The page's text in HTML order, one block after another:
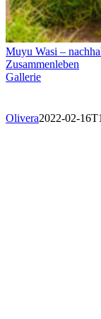
Muyu Wasi –
Zusammenleben
Gallerie
Olivera2022-02-